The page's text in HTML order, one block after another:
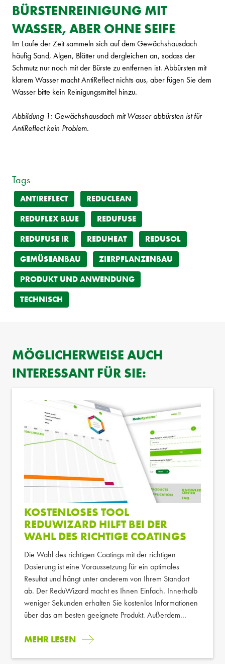
BÜRSTENREINIGUNG MIT
WASSER, ABER OHNE SEIFE
Im Laufe der Zeit sammeln sich auf dem Gewächshausdach
häufig Sand, Algen, Blätter und dergleichen an, sodass der
Schmutz nur noch mit der Bürste zu entfernen ist. Abbürsten mit
klarem Wasser macht AntiReflect nichts aus, aber fügen Sie dem
Wasser bitte kein Reinigungsmittel hinzu.
Abbildung 1: Gewächshausdach mit Wasser abbürsten ist für
AntiReflect kein Problem.
Tags
ANTIREFLECT
REDUCLEAN
REDUFLEX BLUE
REDUFUSE
REDUFUSE IR
REDUHEAT
REDUSOL
GEMÜSEANBAU
ZIERPFLANZENBAU
PRODUKT UND ANWENDUNG
TECHNISCH
MÖGLICHERWEISE AUCH
INTERESSANT FÜR SIE:
KOSTENLOSES TOOL
REDUWIZARD HILFT BEI DER
WAHL DES RICHTIGE COATINGS
Die Wahl des richtigen Coatings mit der richtigen
Dosierung ist eine Voraussetzung für ein optimales
Resultat und hängt unter anderem von Ihrem Standort
ab. Der ReduWizard macht es Ihnen Einfach. Innerhalb
weniger Sekunden erhalten Sie kostenlos Informationen
über das am besten geeignete Produkt. Außerdem...
MEHR LESEN